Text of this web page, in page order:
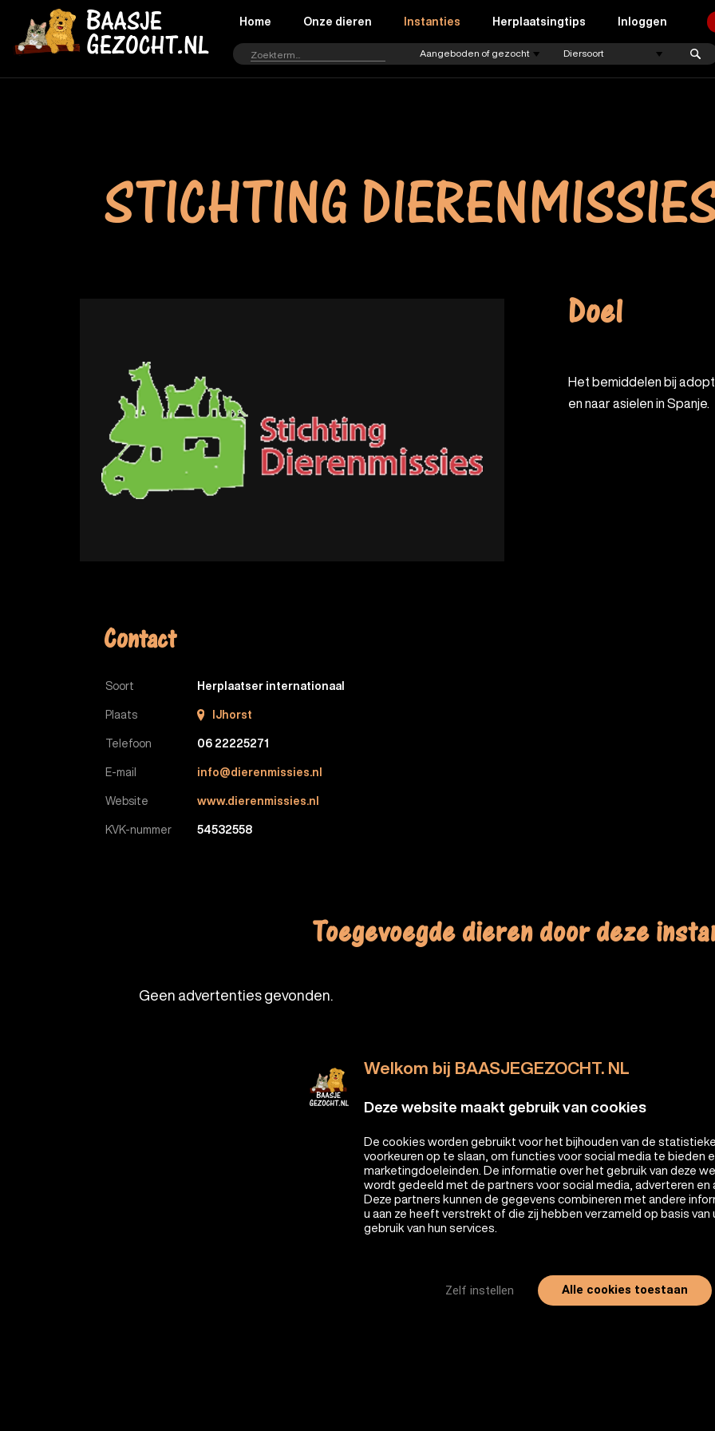
Welkom bij BAASJEGEZOCHT. NL
Deze website maakt gebruik van cookies
De cookies worden gebruikt voor het bijhouden van de
voorkeuren op te slaan, om functies voor social media te bieden
marketingdoeleinden. De informatie over het gebruik van deze
wordt gedeeld met de partners voor social media, adverteren en
Deze partners kunnen de gegevens combineren met andere
u aan ze heeft verstrekt of die zij hebben verzameld op basis van
gebruik van hun services.
Zelf instellen Alle cookies toestaan
Home Onze dieren Instanties Herplaatsingtips Inloggen
STICHTING
Contact
Soort Herplaatser internationaal
Plaats IJhorst
Telefoon 06 22225271
E-mail info@dierenmissies.nl
Website www.dierenmissies.nl
KVK-nummer 54532558
Doel
Het bemiddelen bij adopties en het transport van dieren en goederen van
en naar asielen in Spanje.
Toegevoegde dieren door deze
Geen advertenties gevonden.